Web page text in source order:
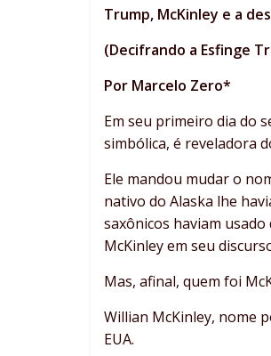
Trump, McKinley e a
(Decifrando a Esfinge
Por Marcelo Zero*
Em seu primeiro dia do
simbólica, é reveladora
Ele mandou mudar o
nativo do Alaska lhe
saxônicos haviam
McKinley em seu
Mas, afinal, quem foi
Willian McKinley, nome
EUA.